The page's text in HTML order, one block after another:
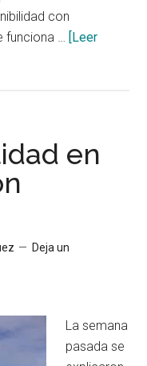
con
funciona … [Leer
en
Deja un
La semana
pasada se